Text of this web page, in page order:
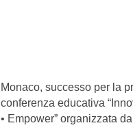
Monaco, successo per la
conferenza educativa
• Empower” organizzata